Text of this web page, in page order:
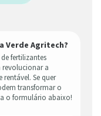
Verde Agritech?
fertilizantes
revolucionar a
Se quer
transformar o
o formulário abaixo!